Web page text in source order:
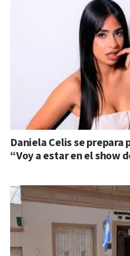
Daniela Celis se prepara
“Voy a estar en el show